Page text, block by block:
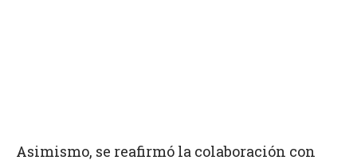
Asimismo, se reafirmó la colaboración con